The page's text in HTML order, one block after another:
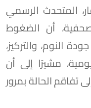
المتحدث الرسمي
أن الضغوط
النوم، والتركيز،
مشيرًا إلى أن
الحالة بمرور